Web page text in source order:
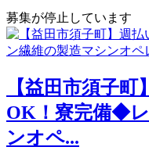
募集が停止しています
【益田市須子
OK！寮完備◆
ンオペ...